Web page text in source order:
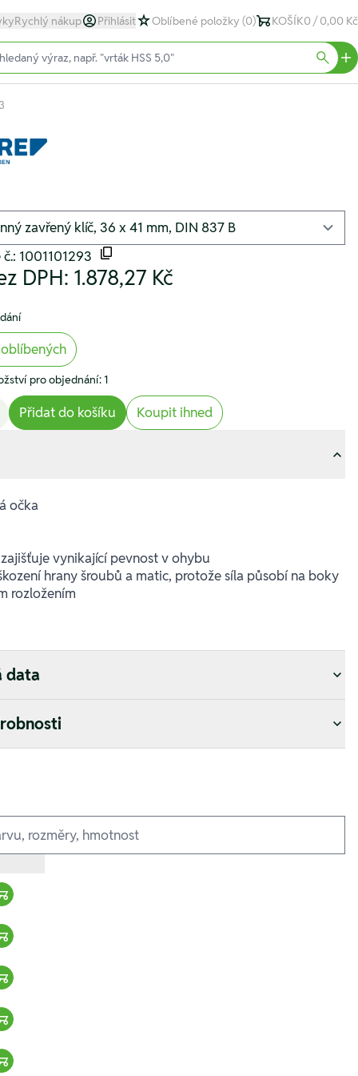
Rychlý nákup Přihlásit Oblíbené položky (0) KOŠÍK0 / 0,00 Kč
1001101293
DPH: 1.878,27 Kč
pro objednání: 1
Přidat do košíku Koupit ihned
očka
vynikající pevnost v ohybu
hrany šroubů a matic, protože síla působí na boky
rozložením
data
Warenkorb hinzufügen
Warenkorb hinzufügen
Warenkorb hinzufügen
Warenkorb hinzufügen
Warenkorb hinzufügen